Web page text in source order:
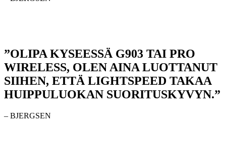
”OLIPA KYSEESSÄ G903 TAI PRO
WIRELESS, OLEN AINA LUOTTANUT
SIIHEN, ETTÄ LIGHTSPEED TAKAA
HUIPPULUOKAN SUORITUSKYVYN.”
– BJERGSEN